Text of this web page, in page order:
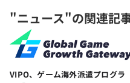
"ニュース"の関連記
VIPO、ゲーム海外派遣プログラ